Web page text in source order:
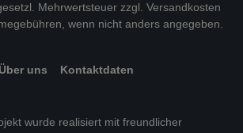
Mehrwertsteuer zzgl. Versandkosten
wenn nicht anders angegeben.
Über uns Kontaktdaten
wurde realisiert mit freundlicher